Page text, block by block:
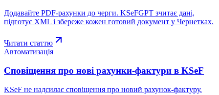
Додавайте PDF-рахунки до черги. KSeFGPT зчитає дані,
підготує XML і збереже кожен готовий документ у Чернетках.
Читати статтю
Автоматизація
Сповіщення про нові рахунки-фактури в KSeF
KSeF не надсилає сповіщення про новий рахунок-фактуру.